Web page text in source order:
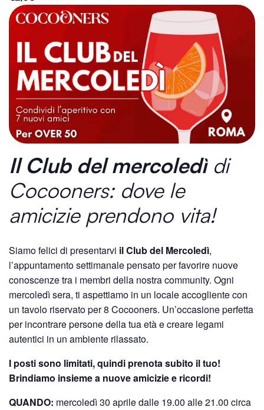
Il Club del mercoledìdi
Cocooners: dove le
amicizie prendono vita!
Siamo felici di presentarvi il Club del Mercoledì,
l’appuntamento settimanale pensato per favorire nuove
conoscenze tra i membri della nostra community. Ogni
mercoledì sera, ti aspettiamo in un locale accogliente con
un tavolo riservato per 8 Cocooners. Un’occasione perfetta
per incontrare persone della tua età e creare legami
autentici in un ambiente rilassato.
I posti sono limitati, quindi prenota subito il tuo!
Brindiamo insieme a nuove amicizie e ricordi!
QUANDO: mercoledì 30 aprile dalle 19.00 alle 21.00 circa